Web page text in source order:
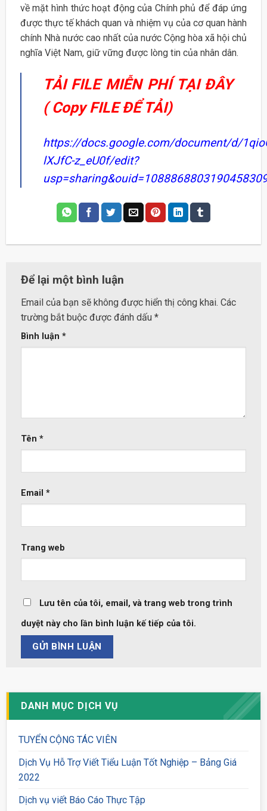
về mặt hình thức hoạt động của Chính phủ để đáp ứng
được thực tế khách quan và nhiệm vụ của cơ quan hành
chính Nhà nước cao nhất của nước Cộng hòa xã hội chủ
nghĩa Việt Nam, giữ vững được lòng tin của nhân dân.
TẢI FILE MIỄN PHÍ TẠI ĐÂY
( Copy FILE ĐỂ TẢI)
https://docs.google.com/document/d/
lXJfC-z_eU0f/edit?
Để lại một bình luận
Email của bạn sẽ không được hiển thị công khai. Các
trường bắt buộc được đánh dấu *
Bình luận *
Tên *
Email *
Trang web
Lưu tên của tôi, email, và trang web trong trình
duyệt này cho lần bình luận kế tiếp của tôi.
DANH MỤC DỊCH VỤ
TUYỂN CỘNG TÁC VIÊN
Dịch Vụ Hỗ Trợ Viết Tiểu Luận Tốt Nghiệp – Bảng Giá
2022
Dịch vụ viết Báo Cáo Thực Tập